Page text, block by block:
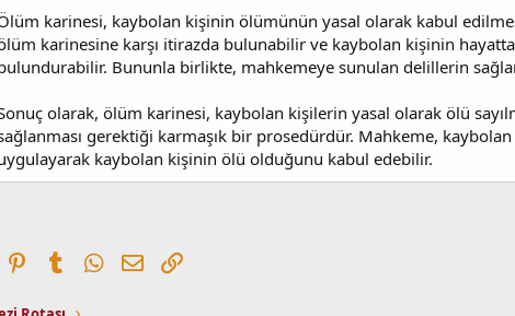
karinesi, kaybolan kişinin ölümünün yasal olarak kabul
karinesine karşı itirazda bulunabilir ve kaybolan kişinin
Bununla birlikte, mahkemeye sunulan delillerin
olarak, ölüm karinesi, kaybolan kişilerin yasal olarak ölü
gerektiği karmaşık bir prosedürdür. Mahkeme,
kaybolan kişinin ölü olduğunu kabul edebilir.
PinterestTumblrWhatsApp
E-postaLink